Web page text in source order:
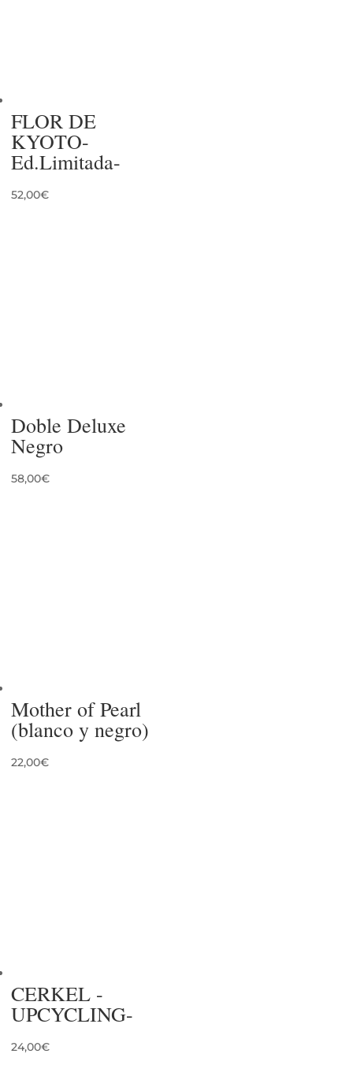
FLOR DE
KYOTO-
Ed.Limitada-
52,00€
Doble Deluxe
Negro
58,00€
Mother of Pearl
(blanco y negro)
22,00€
CERKEL -
UPCYCLING-
24,00€